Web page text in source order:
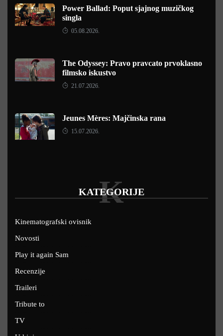
Power Ballad: Poput sjajnog muzičkog
singla
05.08.2026.
The Odyssey: Pravo pravcato prvoklasno
filmsko iskustvo
21.07.2026.
Jeunes Mères: Majčinska rana
15.07.2026.
KATEGORIJE
K
Kinematografski ovisnik
Novosti
Play it again Sam
Recenzije
Traileri
Tribute to
TV